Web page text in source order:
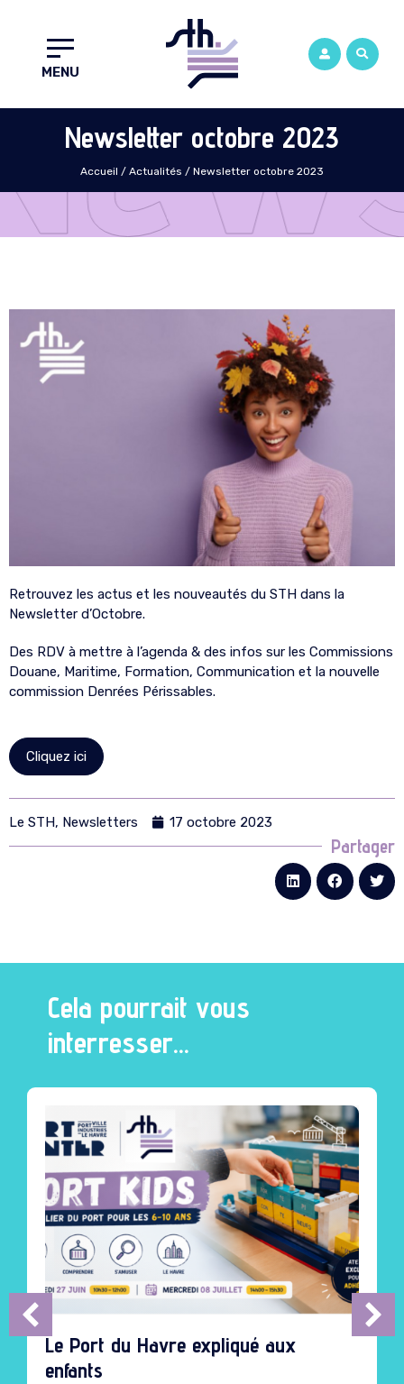
MENU
Newsletter octobre 2023
Accueil / Actualités / Newsletter octobre 2023
Retrouvez les actus et les nouveautés du STH dans la
Newsletter d’Octobre.
Des RDV à mettre à l’agenda & des infos sur les Commissions
Douane, Maritime, Formation, Communication et la nouvelle
commission Denrées Périssables.
Cliquez ici
Le STH, Newsletters 17 octobre 2023
Partager
Cela pourrait vous
interresser...
Le Port du Havre expliqué aux
enfants